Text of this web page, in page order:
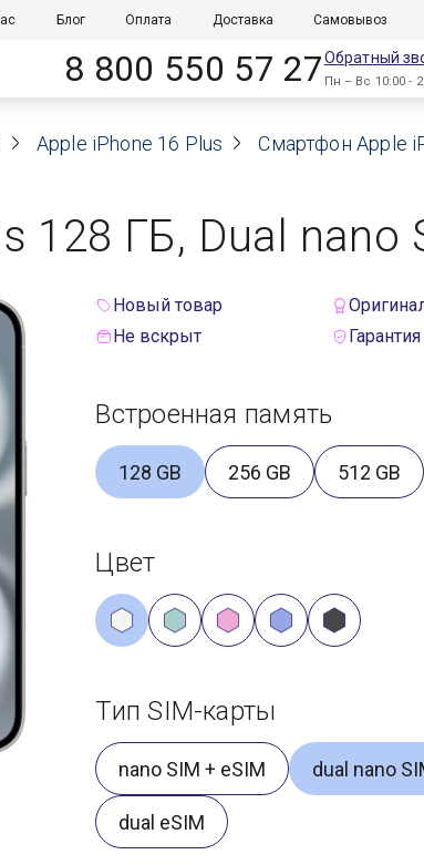
Блог Оплата Доставка Самовывоз
8 800 550 57 27Обратный
Пн – Вс 10:00 -
Apple iPhone 16 Plus Смартфон Apple
128 ГБ, Dual
Новый товар
Не вскрыт
Встроенная память
128 GB 256 GB 512 GB
Цвет
Тип SIM-карты
nano SIM + eSIM dual nano
dual eSIM